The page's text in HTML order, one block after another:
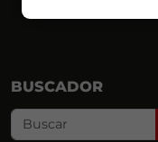
BUSCADOR